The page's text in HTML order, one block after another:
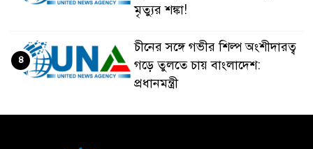
মৃত্যুর শঙ্কা!
চীনের সঙ্গে গভীর শিল্প অংশীদারত্ব
গড়ে তুলতে চায় বাংলাদেশ:
প্রধানমন্ত্রী
৪